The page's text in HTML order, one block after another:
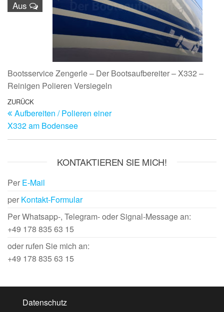
Aus
Bootsservice Zengerle – Der Bootsaufbereiter – X332 –
Reinigen Polieren Versiegeln
Beitragsnavigation
Vorheriger
Beitrag
ZURÜCK
Aufbereiten / Polieren einer
X332 am Bodensee
KONTAKTIEREN SIE MICH!
Per E-Mail
per Kontakt-Formular
Per Whatsapp-, Telegram- oder Signal-Message an:
+49 178 835 63 15
oder rufen Sie mich an:
+49 178 835 63 15
Datenschutz